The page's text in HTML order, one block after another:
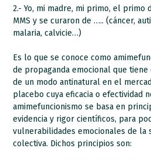
2.- Yo, mi madre, mi primo, el
MMS y se curaron de ….. (cáncer,
malaria, calvicie…)
Es lo que se conoce como
de propaganda emocional que
de un modo antinatural en el
placebo cuya eficacia o efectividad
amimefuncionismo se basa en
evidencia y rigor científicos, para
vulnerabilidades emocionales de la
colectiva. Dichos principios son: